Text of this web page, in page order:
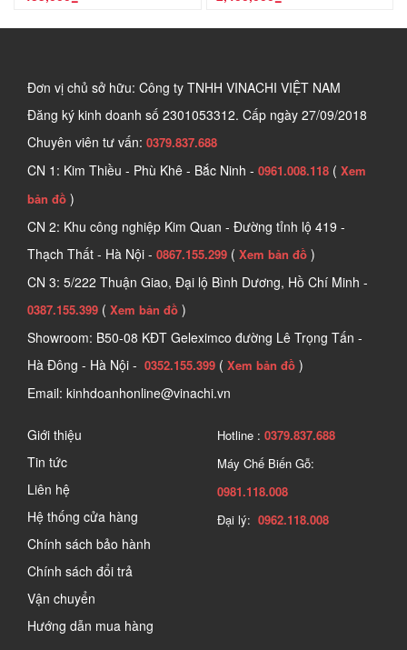
Đơn vị chủ sở hữu: Công ty TNHH VINACHI VIỆT NAM
Đăng ký kinh doanh số 2301053312. Cấp ngày 27/09/2018
Chuyên viên tư vấn: 0379.837.688
CN 1: Kim Thiều - Phù Khê - Bắc Ninh - 0961.008.118 ( Xem
bản đồ )
CN 2: Khu công nghiệp Kim Quan - Đường tỉnh lộ 419 -
Thạch Thất - Hà Nội - 0867.155.299 ( Xem bản đồ )
CN 3: 5/222 Thuận Giao, Đại lộ Bình Dương, Hồ Chí Minh -
0387.155.399 ( Xem bản đồ )
Showroom: B50-08 KĐT Geleximco đường Lê Trọng Tấn -
Hà Đông - Hà Nội - 0352.155.399 ( Xem bản đồ )
Email: kinhdoanhonline@vinachi.vn
Giới thiệu
Tin tức
Liên hệ
Hệ thống cửa hàng
Chính sách bảo hành
Chính sách đổi trả
Vận chuyển
Hướng dẫn mua hàng
Hotline : 0379.837.688
Máy Chế Biến Gỗ:
0981.118.008
Đại lý: 0962.118.008